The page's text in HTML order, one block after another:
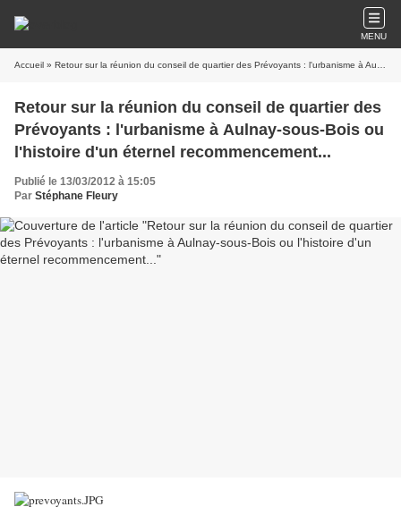
MENU
Accueil » Retour sur la réunion du conseil de quartier des Prévoyants : l'urbanisme à Aulnay-sous-Bois ou l'histoire d'un éternel recommencement...
Retour sur la réunion du conseil de quartier des
Prévoyants : l'urbanisme à Aulnay-sous-Bois ou
l'histoire d'un éternel recommencement...
Publié le 13/03/2012 à 15:05
Par Stéphane Fleury